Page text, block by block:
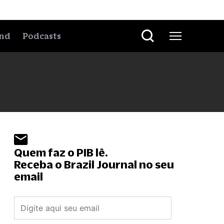
Podcasts
Quem faz o PIB lê.
Receba o Brazil Journal no seu
email